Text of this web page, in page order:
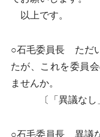
以上です。
○石毛委員長 ただ
たが、これを委員
ませんか。
〔「異議なし」
○石毛委員長 異議